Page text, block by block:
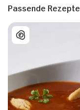
Passende Rezepte